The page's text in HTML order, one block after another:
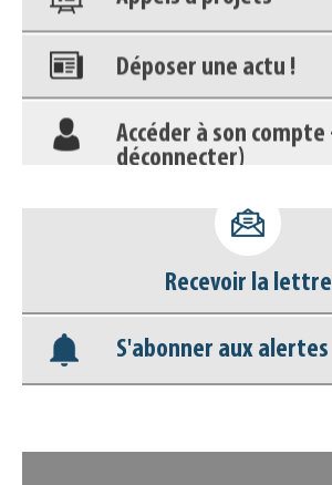
Déposer une actu !
déconnecter)
Nos veilles Scoop.it
Appels à projets
Recevoir la lettre
S'abonner aux alertes